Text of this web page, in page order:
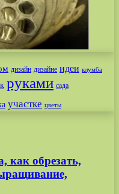
дизайн дизайне идеи клумба
руками сада
участке цветы
как обрезать,